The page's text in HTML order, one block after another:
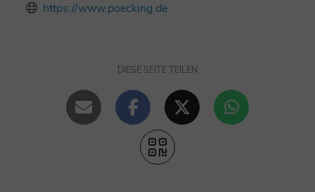
https://www.poecking.de
DIESE SEITE TEILEN